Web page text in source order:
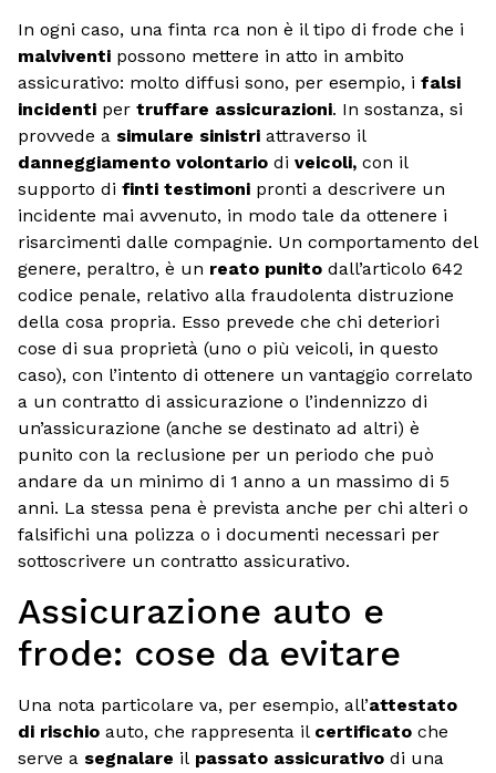
In ogni caso, una finta rca non è il tipo di frode che i
malviventi possono mettere in atto in ambito
assicurativo: molto diffusi sono, per esempio, i falsi
incidenti per truffare assicurazioni. In sostanza, si
provvede a simulare sinistri attraverso il
danneggiamento volontario di veicoli, con il
supporto di finti testimoni pronti a descrivere un
incidente mai avvenuto, in modo tale da ottenere i
risarcimenti dalle compagnie. Un comportamento del
genere, peraltro, è un reato punito dall’articolo 642
codice penale, relativo alla fraudolenta distruzione
della cosa propria. Esso prevede che chi deteriori
cose di sua proprietà (uno o più veicoli, in questo
caso), con l’intento di ottenere un vantaggio correlato
a un contratto di assicurazione o l’indennizzo di
un’assicurazione (anche se destinato ad altri) è
punito con la reclusione per un periodo che può
andare da un minimo di 1 anno a un massimo di 5
anni. La stessa pena è prevista anche per chi alteri o
falsifichi una polizza o i documenti necessari per
sottoscrivere un contratto assicurativo.
Assicurazione auto e
frode: cose da evitare
Una nota particolare va, per esempio, all’attestato
di rischio auto, che rappresenta il certificato che
serve a segnalare il passato assicurativo di una